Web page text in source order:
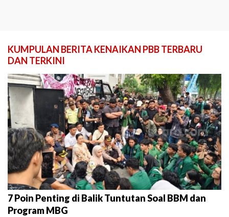
KUMPULAN BERITA KENAIKAN PBB TERBARU
DAN TERKINI
7 Poin Penting di Balik Tuntutan Soal BBM dan
Program MBG